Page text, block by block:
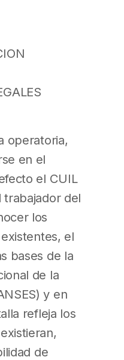
operatoria,
en el
el CUIL
del
los
el
bases de la
de la
y en
refleja los
de